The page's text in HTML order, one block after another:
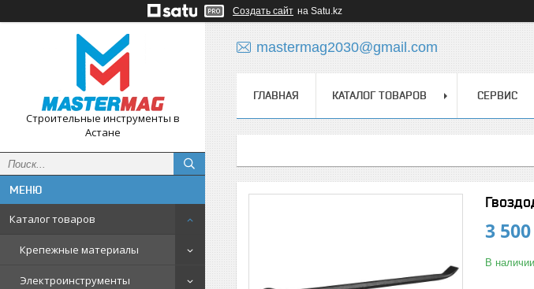
Создать сайт на Satu.kz
Строительные инструменты в
Астане
Каталог товаров
Крепежные материалы
Электроинструменты
mastermag2030@gmail.com
ГЛАВНАЯ КАТАЛОГ ТОВАРОВ СЕРВИС
3
В наличии